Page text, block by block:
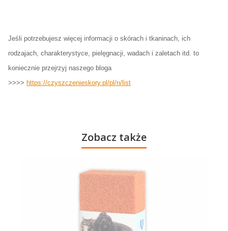
Jeśli potrzebujesz więcej informacji o skórach i tkaninach, ich
rodzajach, charakterystyce, pielęgnacji, wadach i zaletach itd. to
koniecznie przejrzyj naszego bloga
>>>> https://czyszczenieskory.pl/pl/n/list
Zobacz także